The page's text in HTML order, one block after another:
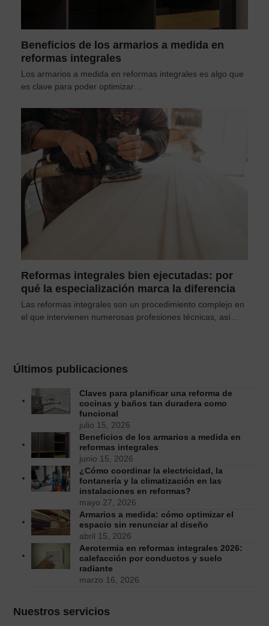
Beneficios de los armarios a medida en
reformas integrales
Los armarios a medida en reformas integrales es algo que
es clave para poder optimizar…
Reformas integrales bien ejecutadas: por
qué la especialización marca la diferencia
Las reformas integrales son un procedimiento complejo en
el que intervienen numerosas profesiones técnicas, así…
Últimos publicaciones
Claves para planificar una reforma de
cocinas y baños tan duradera como
funcional
julio 15, 2026
Beneficios de los armarios a medida en
reformas integrales
junio 15, 2026
¿Cómo coordinar la electricidad, la
fontanería y la climatización en las
instalaciones en reformas?
mayo 27, 2026
Armarios a medida: cómo optimizar el
espacio sin renunciar al diseño
abril 15, 2026
Aerotermia en reformas integrales 2026:
calefacción por conductos y suelo
radiante
marzo 16, 2026
Nuestros servicios